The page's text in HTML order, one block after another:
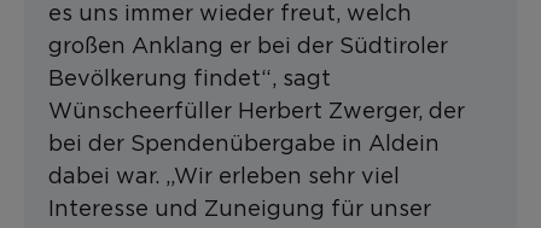
es uns immer wieder freut, welch
großen Anklang er bei der Südtiroler
Bevölkerung findet“, sagt
Wünscheerfüller Herbert Zwerger, der
bei der Spendenübergabe in Aldein
dabei war. „Wir erleben sehr viel
Interesse und Zuneigung für unser